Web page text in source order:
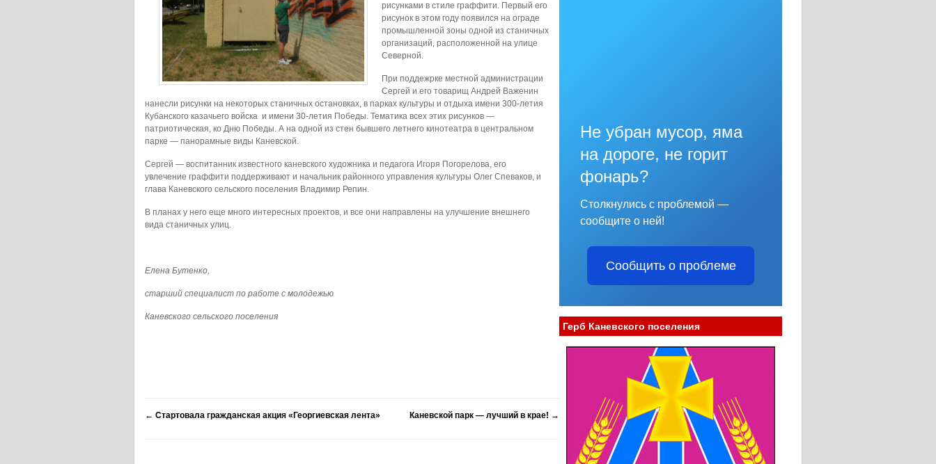
рисунками в стиле граффити. Первый его
рисунок в этом году появился на ограде
промышленной зоны одной из станичных
организаций, расположенной на улице
Северной.
При поддежрке местной администрации
Сергей и его товарищ Андрей Важенин
нанесли рисунки на некоторых станичных остановках, в парках культуры и отдыха имени 300-летия
Кубанского казачьего войска и имени 30-летия Победы. Тематика всех этих рисунков —
патриотическая, ко Дню Победы. А на одной из стен бывшего летнего кинотеатра в центральном
парке — панорамные виды Каневской.
Сергей — воспитанник известного каневского художника и педагога Игоря Погорелова, его
увлечение граффити поддерживают и начальник районного управления культуры Олег Спеваков, и
глава Каневского сельского поселения Владимир Репин.
В планах у него еще много интересных проектов, и все они направлены на улучшение внешнего
вида станичных улиц.
Елена Бутенко,
старший специалист по работе с молодежью
Каневского сельского поселения
← Стартовала гражданская акция «Георгиевская лента» Каневской парк — лучший в крае! →
Не убран мусор, яма
на дороге, не горит
фонарь?
Столкнулись с проблемой —
сообщите о ней!
Сообщить о проблеме
Герб Каневского поселения